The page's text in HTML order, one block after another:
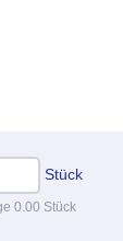
Stück
0.00 Stück